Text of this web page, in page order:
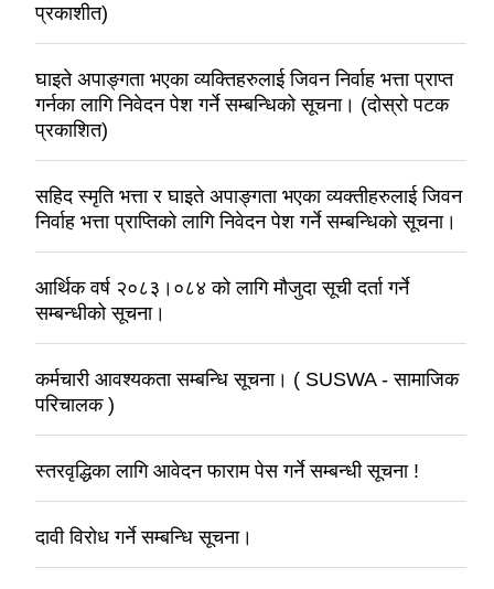
प्रकाशीत)
घाइते अपाङ्गता भएका व्यक्तिहरुलाई जिवन निर्वाह भत्ता प्राप्त
गर्नका लागि निवेदन पेश गर्ने सम्बन्धिको सूचना। (दोस्रो पटक
प्रकाशित)
सहिद स्मृति भत्ता र घाइते अपाङ्गता भएका व्यक्तीहरुलाई जिवन
निर्वाह भत्ता प्राप्तिको लागि निवेदन पेश गर्ने सम्बन्धिको सूचना।
आर्थिक वर्ष २०८३।०८४ को लागि मौजुदा सूची दर्ता गर्ने
सम्बन्धीको सूचना।
कर्मचारी आवश्यकता सम्बन्धि सूचना। ( SUSWA - सामाजिक
परिचालक )
स्तरवृद्धिका लागि आवेदन फाराम पेस गर्ने सम्बन्धी सूचना !
दावी विरोध गर्ने सम्बन्धि सूचना।